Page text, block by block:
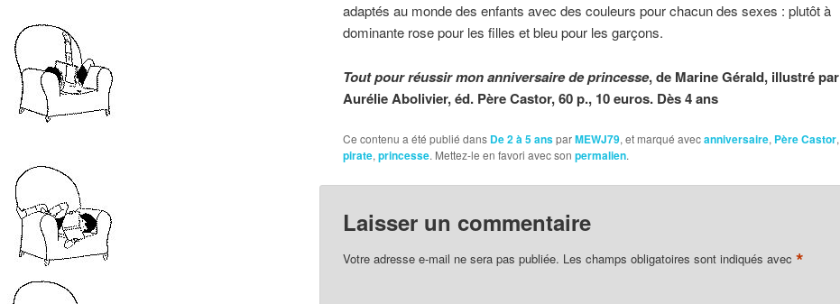
adaptés au monde des enfants avec des couleurs pour chacun des sexes : plutôt à
dominante rose pour les filles et bleu pour les garçons.
Tout pour réussir mon anniversaire de princesse, de Marine Gérald, illustré par
Aurélie Abolivier, éd. Père Castor, 60 p., 10 euros. Dès 4 ans
Ce contenu a été publié dans De 2 à 5 ansparMEWJ79, et marqué avecanniversaire, Père Castor,
pirate, princesse. Mettez-le en favori avec son permalien.
Laisser un commentaire
Votre adresse e-mail ne sera pas publiée. Les champs obligatoires sont indiqués avec *